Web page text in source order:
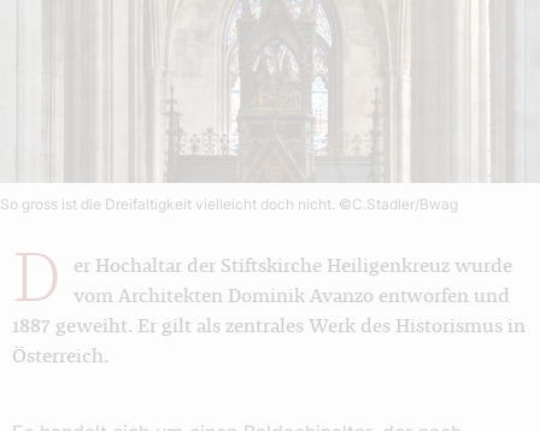
So gross ist die Dreifaltigkeit vielleicht doch nicht. ©C.Stadler/Bwag
D
er Hochaltar der Stiftskirche Heiligenkreuz wurde
vom Architekten Dominik Avanzo entworfen und
1887 geweiht. Er gilt als zentrales Werk des Historismus in
Österreich.